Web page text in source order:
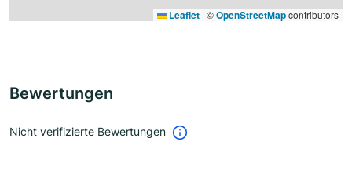
Leaflet | ©OpenStreetMapcontributors
Bewertungen
Nicht verifizierte Bewertungen